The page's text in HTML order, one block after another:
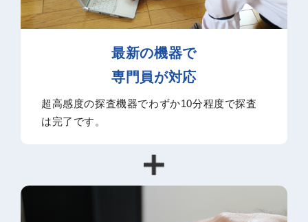
最新の機器で
専門員が対応
超高感度の探査機器でわずか10分程度で探査
は完了です。